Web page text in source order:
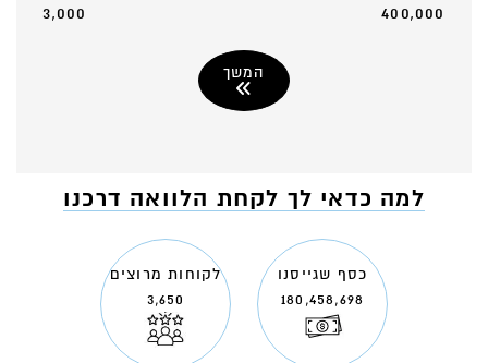
3,000 400,000
המשך
למה כדאי לך לקחת הלוואה דרכנו
כסף שגייסנו
180,458,698
לקוחות מרוצים
3,650